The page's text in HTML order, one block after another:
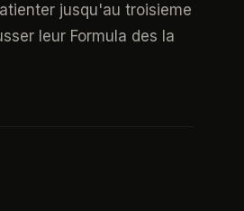
jusqu'au troisieme
leur Formula des la